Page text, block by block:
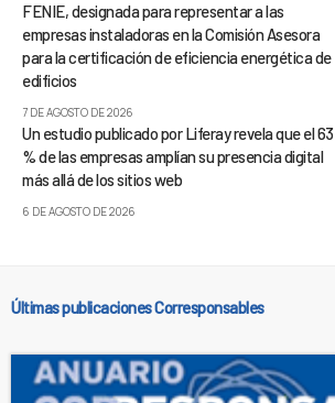
FENIE, designada para representar a las
empresas instaladoras en la Comisión Asesora
para la certificación de eficiencia energética de
edificios
7 DE AGOSTO DE 2026
Un estudio publicado por Liferay revela que el 63
% de las empresas amplían su presencia digital
más allá de los sitios web
6 DE AGOSTO DE 2026
Últimas publicaciones Corresponsables